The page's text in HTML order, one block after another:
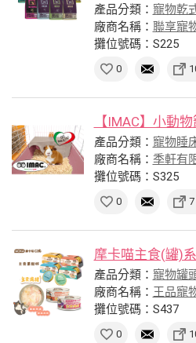
產品分類： 寵物乾
廠商名稱： 聯享寵
攤位號碼：S225
0
【IMAC】小動
產品分類： 寵物睡
廠商名稱： 季軒有
攤位號碼：S325
0
摩卡喵主食(罐)
產品分類： 寵物罐
廠商名稱： 王品寵
攤位號碼：S437
0